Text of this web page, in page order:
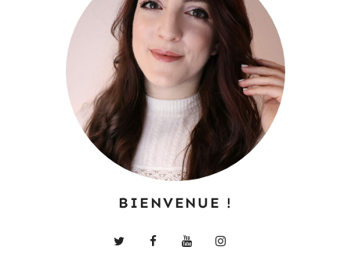
BIENVENUE !